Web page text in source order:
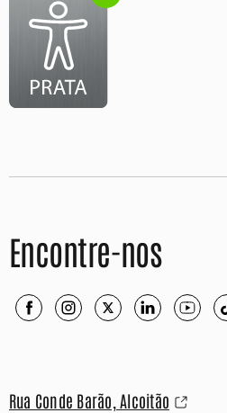
Encontre-nos
Rua Conde Barão, Alcoitão